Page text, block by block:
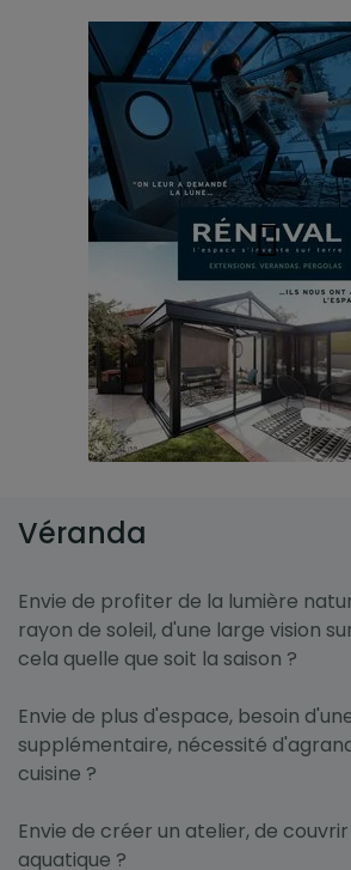
Véranda
Envie de profiter de la lumière
rayon de soleil, d'une large vision
cela quelle que soit la saison ?
Envie de plus d'espace, besoin
supplémentaire, nécessité
cuisine ?
Envie de créer un atelier, de
aquatique ?